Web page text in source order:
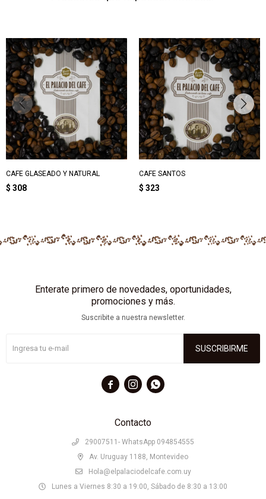
CAFE GLASEADO Y NATURAL
$ 308
CAFE SANTOS
$ 323
Contacto
29007511- WhatsApp 094854555
Av. Uruguay 1188, Montevideo
Hola@elpalaciodelcafe.com.uy
Lunes a Viernes 8:30 a 19:00, Sábado de 8:30 a 13:00
Enterate primero de novedades, oportunidades,
promociones y más.
Suscribite a nuestra newsletter.
SUSCRIBIRME
  